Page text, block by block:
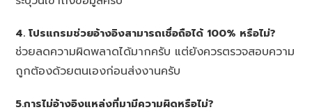
4. โปรแกรมช่วยอ้างอิงสามารถเชื่อถือได้ 100% หรือไม่?
ช่วยลดความผิดพลาดได้มากครับ แต่ยังควรตรวจสอบความ
ถูกต้องด้วยตนเองก่อนส่งงานครับ
5.การไม่อ้างอิงแหล่งที่มามีความผิดหรือไม่?